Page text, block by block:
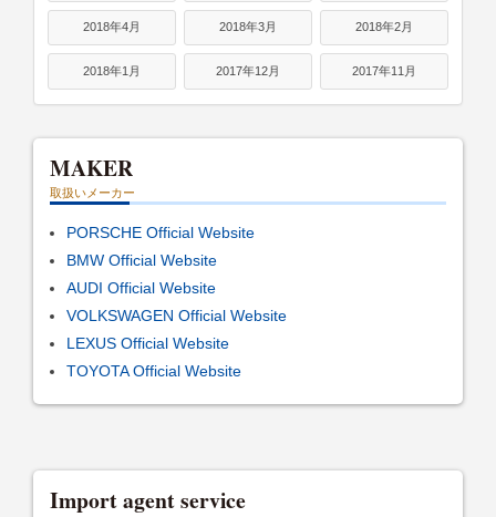
2018年4月 2018年3月 2018年2月
2018年1月 2017年12月 2017年11月
MAKER
取扱いメーカー
PORSCHE Official Website
BMW Official Website
AUDI Official Website
VOLKSWAGEN Official Website
LEXUS Official Website
TOYOTA Official Website
Import agent service